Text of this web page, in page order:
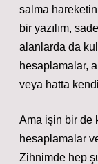
salma
bir yazılım,
alanlarda da
hesaplamalar,
veya hatta kendi
Ama işin bir de
hesaplamalar
Zihnimde hep